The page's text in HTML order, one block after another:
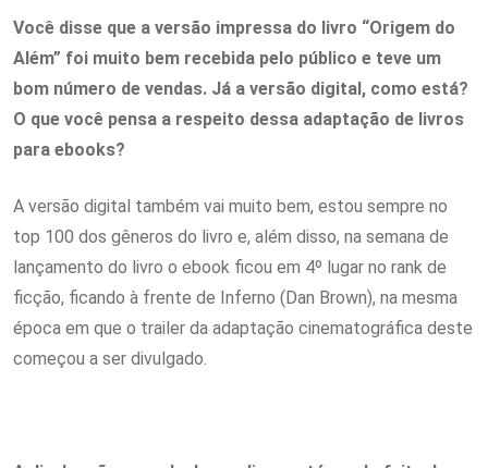
Você disse que a versão impressa do livro “Origem do
Além” foi muito bem recebida pelo público e teve um
bom número de vendas. Já a versão digital, como está?
O que você pensa a respeito dessa adaptação de livros
para ebooks?
A versão digital também vai muito bem, estou sempre no
top 100 dos gêneros do livro e, além disso, na semana de
lançamento do livro o ebook ficou em 4º lugar no rank de
ficção, ficando à frente de Inferno (Dan Brown), na mesma
época em que o trailer da adaptação cinematográfica deste
começou a ser divulgado.